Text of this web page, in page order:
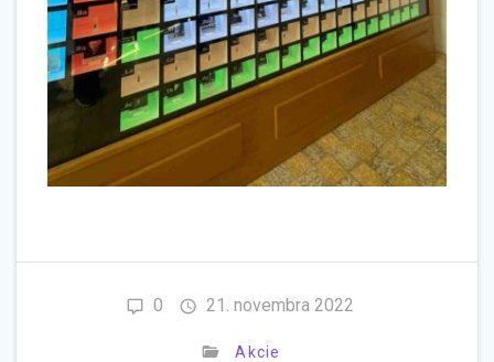
0 21. novembra 2022
Akcie